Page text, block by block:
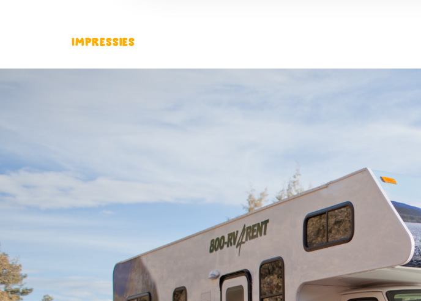
Impressies